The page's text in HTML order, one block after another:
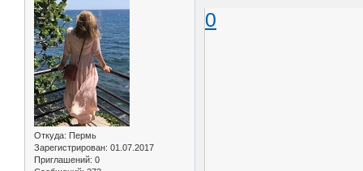
Откуда: Пермь
Зарегистрирован: 01.07.2017
Приглашений: 0
0